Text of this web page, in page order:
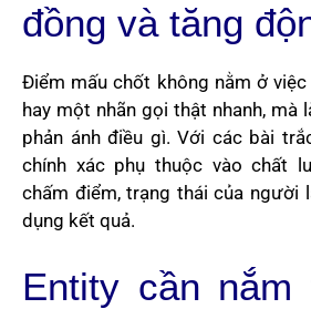
đồng và tăng
Điểm mấu chốt không nằm ở
hay một nhãn gọi thật nhanh, mà
phản ánh điều gì. Với các bài
chính xác phụ thuộc vào chất
chấm điểm, trạng thái của người
dụng kết quả.
Entity cần